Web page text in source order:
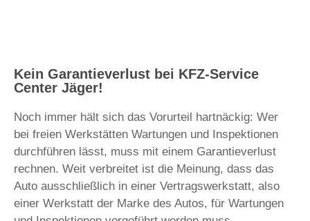
Kein Garantieverlust bei KFZ-Service
Center Jäger!
Noch immer hält sich das Vorurteil hartnäckig: Wer
bei freien Werkstätten Wartungen und Inspektionen
durchführen lässt, muss mit einem Garantieverlust
rechnen. Weit verbreitet ist die Meinung, dass das
Auto ausschließlich in einer Vertragswerkstatt, also
einer Werkstatt der Marke des Autos, für Wartungen